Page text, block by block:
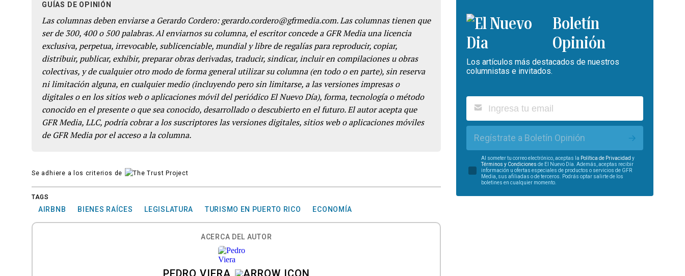
GUÍAS DE OPINIÓN
Las columnas deben enviarse a Gerardo Cordero: gerardo.cordero@gfrmedia.com. Las columnas tienen que
ser de 300, 400 o 500 palabras. Al enviarnos su columna, el escritor concede a GFR Media una licencia
exclusiva, perpetua, irrevocable, sublicenciable, mundial y libre de regalías para reproducir, copiar,
distribuir, publicar, exhibir, preparar obras derivadas, traducir, sindicar, incluir en compilaciones u obras
colectivas, y de cualquier otro modo de forma general utilizar su columna (en todo o en parte), sin reserva
ni limitación alguna, en cualquier medio (incluyendo pero sin limitarse, a las versiones impresas o
digitales o en los sitios web o aplicaciones móvil del periódico El Nuevo Día), forma, tecnología o método
conocido en el presente o que sea conocido, desarrollado o descubierto en el futuro. El autor acepta que
GFR Media, LLC, podría cobrar a los suscriptores las versiones digitales, sitios web o aplicaciones móviles
de GFR Media por el acceso a la columna.
Se adhiere a los criterios de
TAGS
AIRBNB BIENES RAÍCES LEGISLATURA TURISMO EN PUERTO RICO ECONOMÍA
ACERCA DEL AUTOR
Boletín
Opinión
Los artículos más destacados de nuestros
columnistas e invitados.
Regístrate a Boletín Opinión
Al someter tu correo electrónico, aceptas la Política de Privacidad y
Términos y Condiciones de El Nuevo Día. Además, aceptas recibir
información u ofertas especiales de productos o servicios de GFR
Media, sus afiliadas o de terceros. Podrás optar salirte de los
boletines en cualquier momento.